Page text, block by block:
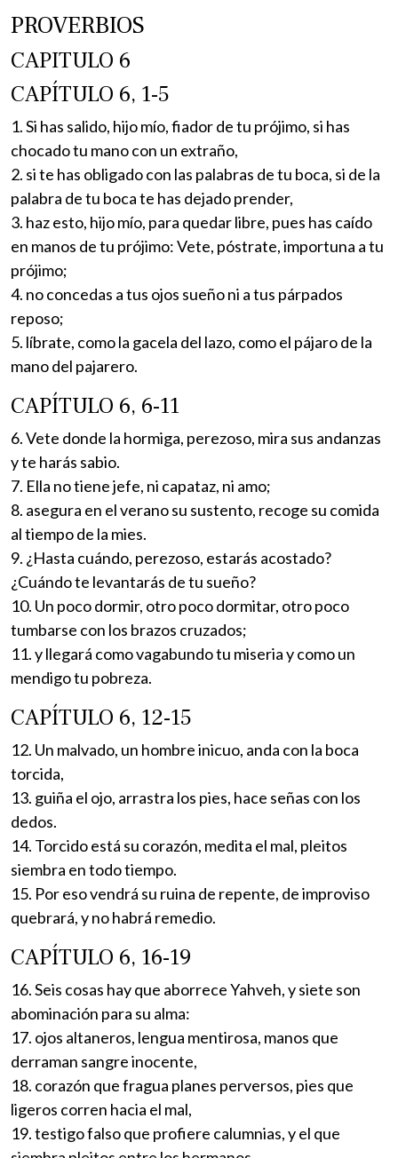
PROVERBIOS
CAPITULO 6
CAPÍTULO 6, 1-5
1. Si has salido, hijo mío, fiador de tu prójimo, si has
chocado tu mano con un extraño,
2. si te has obligado con las palabras de tu boca, si de la
palabra de tu boca te has dejado prender,
3. haz esto, hijo mío, para quedar libre, pues has caído
en manos de tu prójimo: Vete, póstrate, importuna a tu
prójimo;
4. no concedas a tus ojos sueño ni a tus párpados
reposo;
5. líbrate, como la gacela del lazo, como el pájaro de la
mano del pajarero.
CAPÍTULO 6, 6-11
6. Vete donde la hormiga, perezoso, mira sus andanzas
y te harás sabio.
7. Ella no tiene jefe, ni capataz, ni amo;
8. asegura en el verano su sustento, recoge su comida
al tiempo de la mies.
9. ¿Hasta cuándo, perezoso, estarás acostado?
¿Cuándo te levantarás de tu sueño?
10. Un poco dormir, otro poco dormitar, otro poco
tumbarse con los brazos cruzados;
11. y llegará como vagabundo tu miseria y como un
mendigo tu pobreza.
CAPÍTULO 6, 12-15
12. Un malvado, un hombre inicuo, anda con la boca
torcida,
13. guiña el ojo, arrastra los pies, hace señas con los
dedos.
14. Torcido está su corazón, medita el mal, pleitos
siembra en todo tiempo.
15. Por eso vendrá su ruina de repente, de improviso
quebrará, y no habrá remedio.
CAPÍTULO 6, 16-19
16. Seis cosas hay que aborrece Yahveh, y siete son
abominación para su alma:
17. ojos altaneros, lengua mentirosa, manos que
derraman sangre inocente,
18. corazón que fragua planes perversos, pies que
ligeros corren hacia el mal,
19. testigo falso que profiere calumnias, y el que